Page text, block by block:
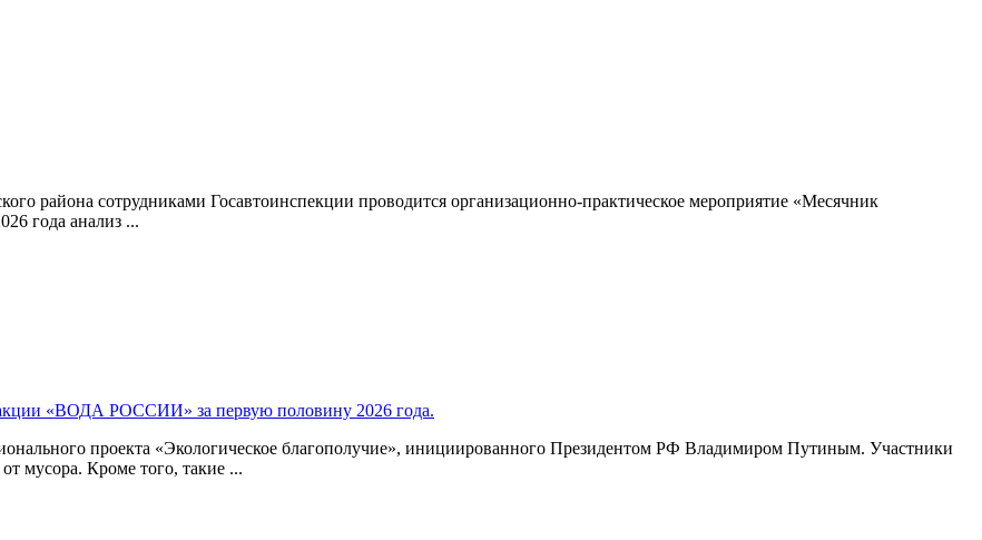
района сотрудниками Госавтоинспекции проводится организационно-практическое мероприятие «Месячник
года анализ ...
«ВОДА РОССИИ» за первую половину 2026 года.
проекта «Экологическое благополучие», инициированного Президентом РФ Владимиром Путиным. Участники
мусора. Кроме того, такие ...